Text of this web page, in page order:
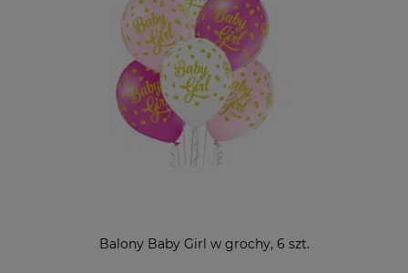
Balony Baby Girl w grochy, 6 szt.